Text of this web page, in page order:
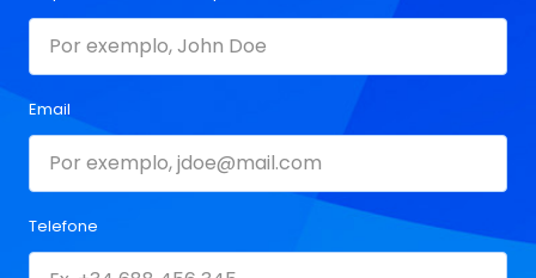
Email
Telefone